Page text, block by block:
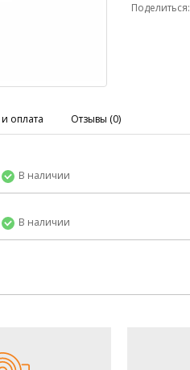
Поделиться:
оплата Отзывы (0)
В наличии
В наличии